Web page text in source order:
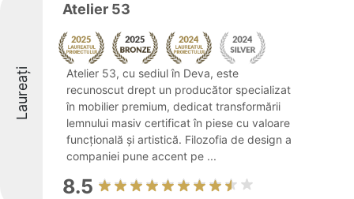
Laureați
Atelier 53
Atelier 53, cu sediul în Deva, este
recunoscut drept un producător specializat
în mobilier premium, dedicat transformării
lemnului masiv certificat în piese cu valoare
funcțională și artistică. Filozofia de design a
companiei pune accent pe ...
8.5